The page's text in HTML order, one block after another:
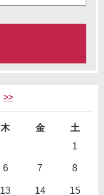
>>
木 金
土
1
6 7 8
13 14 15